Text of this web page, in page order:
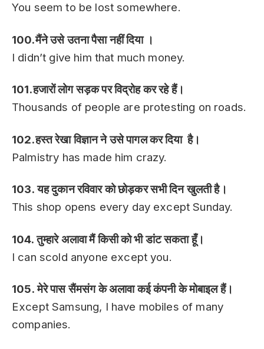
You seem to be lost somewhere.
100.मैंने उसे उतना पैसा नहीं दिया ।
I didn’t give him that much money.
101.हजारों लोग सड़क पर विद्रोह कर रहे हैं।
Thousands of people are protesting on roads.
102.हस्त रेखा विज्ञान ने उसे पागल कर दिया है।
Palmistry has made him crazy.
103. यह दुकान रविवार को छोड़कर सभी दिन खुलती है।
This shop opens every day except Sunday.
104. तुम्हारे अलावा मैं किसी को भी डांट सकता हूँ।
I can scold anyone except you.
105. मेरे पास सैंमसंग के अलावा कई कंपनी के मोबाइल हैं।
Except Samsung, I have mobiles of many
companies.